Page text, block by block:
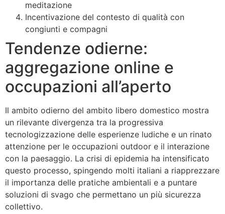
meditazione
Incentivazione del contesto di qualità con
congiunti e compagni
Tendenze odierne:
aggregazione online e
occupazioni all’aperto
Il ambito odierno del ambito libero domestico mostra
un rilevante divergenza tra la progressiva
tecnologizzazione delle esperienze ludiche e un rinato
attenzione per le occupazioni outdoor e il interazione
con la paesaggio. La crisi di epidemia ha intensificato
questo processo, spingendo molti italiani a riapprezzare
il importanza delle pratiche ambientali e a puntare
soluzioni di svago che permettano un più sicurezza
collettivo.